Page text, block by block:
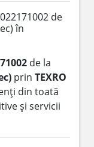
de
în
de la
prin TEXRO
din toată
și servicii